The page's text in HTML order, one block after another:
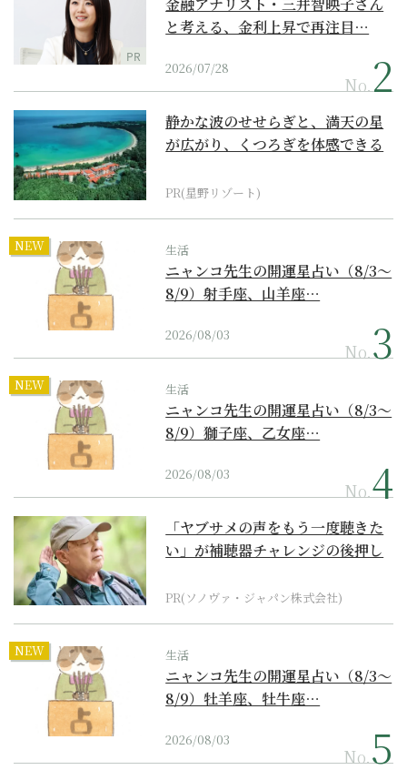
PR
金融アナリスト・三井智映子さん
と考える、金利上昇で再注目…
2026/07/28
No.
静かな波のせせらぎと、満天の星
が広がり、くつろぎを体感できる
PR(星野リゾート)
NEW 生活
ニャンコ先生の開運星占い（8/3～
8/9）射手座、山羊座…
2026/08/03
No.
NEW 生活
ニャンコ先生の開運星占い（8/3～
8/9）獅子座、乙女座…
2026/08/03
No.
「ヤブサメの声をもう一度聴きた
い」が補聴器チャレンジの後押し
PR(ソノヴァ・ジャパン株式会社)
NEW 生活
ニャンコ先生の開運星占い（8/3～
8/9）牡羊座、牡牛座…
2026/08/03
No.